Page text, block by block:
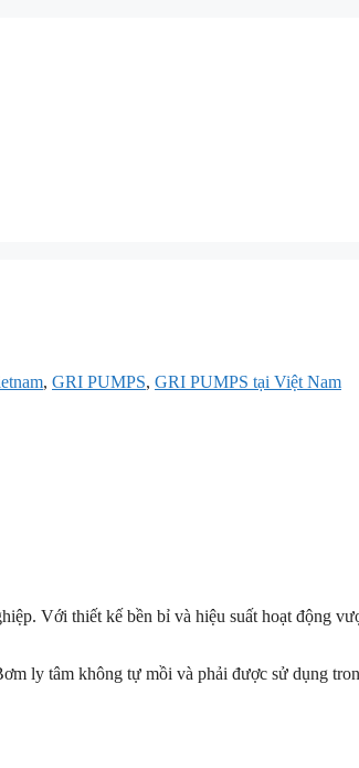
, GRI PUMPS, GRI PUMPS tại Việt Nam
Với thiết kế bền bỉ và hiệu suất hoạt động
ly tâm không tự mồi và phải được sử dụng